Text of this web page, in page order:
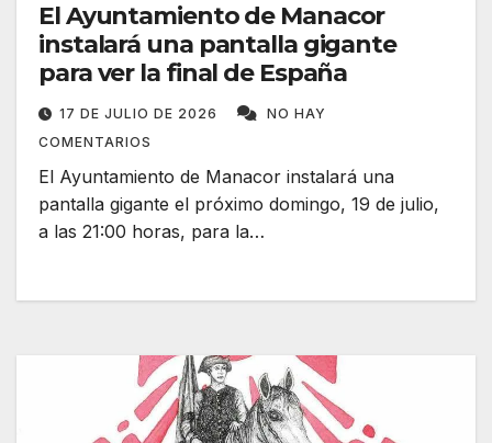
​El Ayuntamiento de Manacor
instalará una pantalla gigante
para ver la final de España
17 DE JULIO DE 2026
NO HAY
COMENTARIOS
El Ayuntamiento de Manacor instalará una
pantalla gigante el próximo domingo, 19 de julio,
a las 21:00 horas, para la…